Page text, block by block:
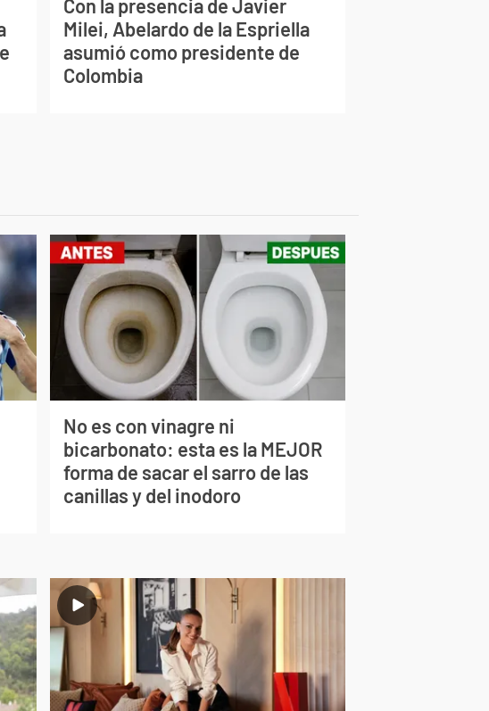
Con la presencia de Javier
Milei, Abelardo de la Espriella
asumió como presidente de
Colombia
No es con vinagre ni
bicarbonato: esta es la MEJOR
forma de sacar el sarro de las
canillas y del inodoro